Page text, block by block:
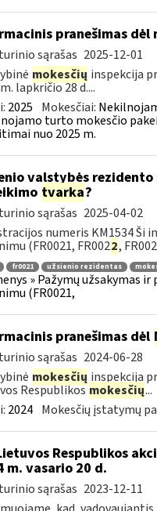
pranešimas
sąrašas 2025-12-01
mokesčių inspekcija
lapkričio 28 d....
2025 Mokesčiai:
turto mokesčio
nuo 2025 m.
valstybės
tvarka?
sąrašas 2025-04-02
numeris KM1534 Ši
(FR0021, FR0022,
fr0021 užsienio rezidentas
» Pažymų užsakymas
(FR0021,
pranešimas dėl
sąrašas 2024-06-28
mokesčių inspekcija
Respublikosmokesčių...
2024 Mokesčių įstatymų
Respublikos
m. vasario 20 d.
sąrašas 2023-12-11